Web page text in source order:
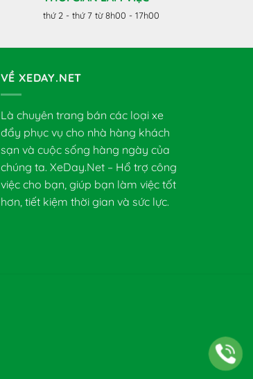
thứ 2 - thứ 7 từ 8h00 - 17h00
VỀ XEDAY.NET
Là chuyên trang bán các loại xe
đẩy phục vụ cho nhà hàng khách
sạn và cuộc sống hàng ngày của
chúng ta. XeDay.Net – Hổ trợ công
việc cho bạn, giúp bạn làm việc tốt
hơn, tiết kiệm thời gian và sức lực.